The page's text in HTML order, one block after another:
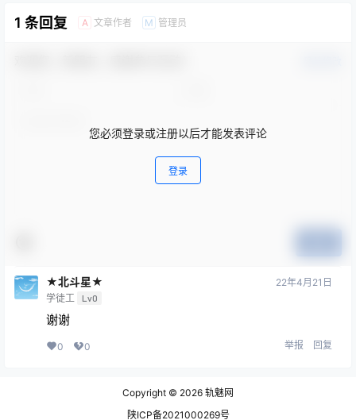
1 条回复 A 文章作者 M 管理员
您必须登录或注册以后才能发表评论
登录
★北斗星★
学徒工 Lv0
22年4月21日
谢谢
0 0 举报 回复
Copyright © 2026 轨魅网
陕ICP备2021000269号